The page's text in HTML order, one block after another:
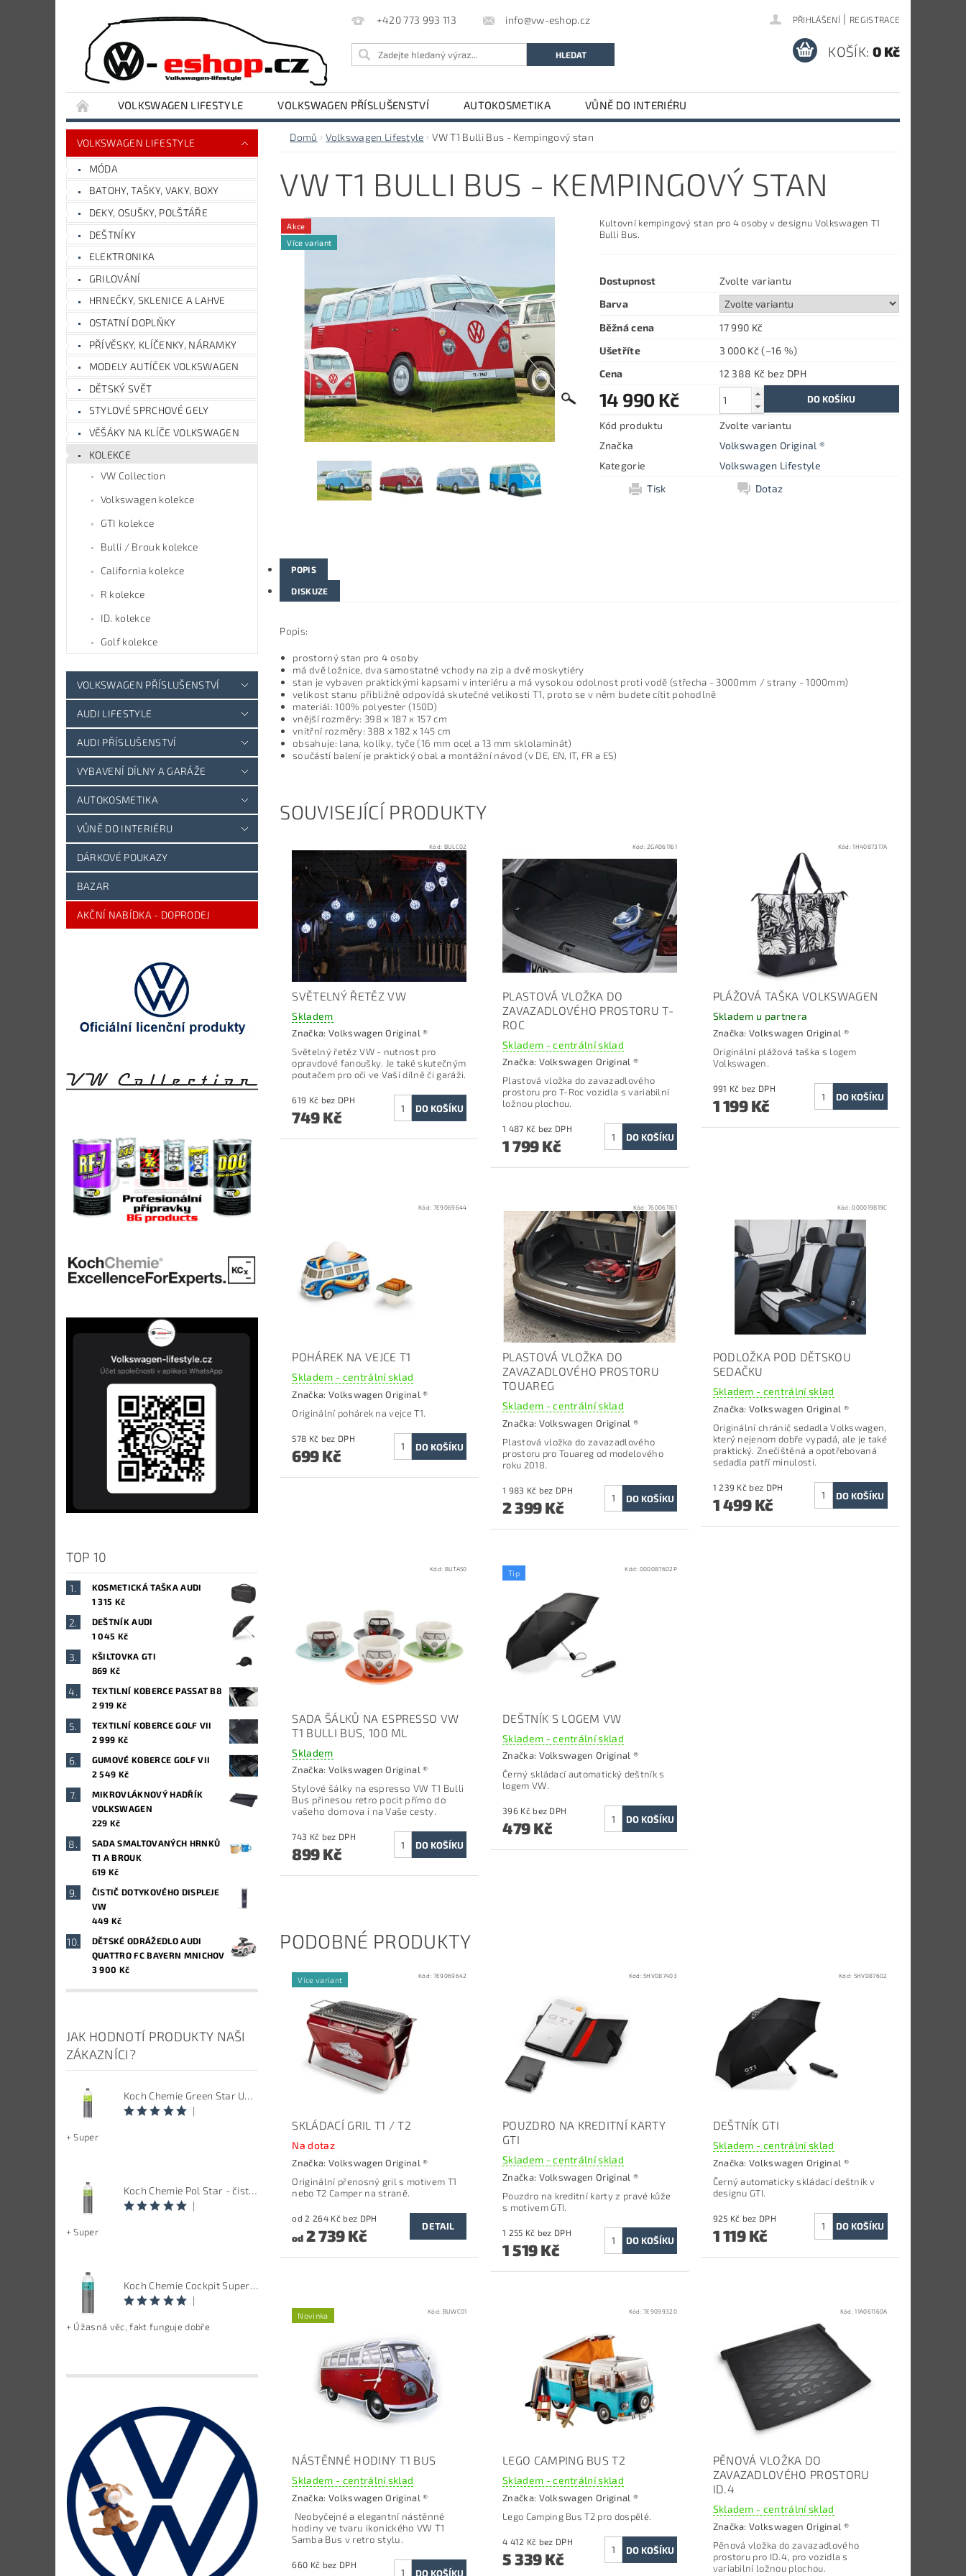
+420 773 993 113 info@vw-eshop.cz PŘIHLÁŠENÍ | REGISTRACE
KOŠÍK: 0 Kč
VOLKSWAGEN LIFESTYLE VOLKSWAGEN PŘÍSLUŠENSTVÍ AUTOKOSMETIKA
VŮNĚ DO INTERIÉRU
VYBAVENÍ DÍLNY A GARÁŽE
AUDI LIFESTYLE AUDI PŘÍSLUŠENSTVÍ
VOLKSWAGEN LIFESTYLE
MÓDA
BATOHY, TAŠKY, VAKY, BOXY
DEKY, OSUŠKY, POLŠTÁŘE
DEŠTNÍKY
ELEKTRONIKA
GRILOVÁNÍ
HRNEČKY, SKLENICE A LAHVE
OSTATNÍ DOPLŇKY
PŘÍVĚSKY, KLÍČENKY, NÁRAMKY
MODELY AUTÍČEK VOLKSWAGEN
DĚTSKÝ SVĚT
STYLOVÉ SPRCHOVÉ GELY
VĚŠÁKY NA KLÍČE VOLKSWAGEN
KOLEKCE
VW Collection
Volkswagen kolekce
GTI kolekce
Bulli / Brouk kolekce
California kolekce
R kolekce
ID. kolekce
Golf kolekce
VOLKSWAGEN PŘÍSLUŠENSTVÍ
AUDI LIFESTYLE
AUDI PŘÍSLUŠENSTVÍ
VYBAVENÍ DÍLNY A GARÁŽE
AUTOKOSMETIKA
VŮNĚ DO INTERIÉRU
DÁRKOVÉ POUKAZY
BAZAR
AKČNÍ NABÍDKA - DOPRODEJ
TOP 10
KOSMETICKÁ TAŠKA AUDI
1 315 Kč
DEŠTNÍK AUDI
1 045 Kč
KŠILTOVKA GTI
869 Kč
TEXTILNÍ KOBERCE PASSAT B8
2 919 Kč
TEXTILNÍ KOBERCE GOLF VII
2 999 Kč
GUMOVÉ KOBERCE GOLF VII
2 549 Kč
MIKROVLÁKNOVÝ HADŘÍK
VOLKSWAGEN
229 Kč
SADA SMALTOVANÝCH HRNKŮ
T1 A BROUK
619 Kč
ČISTIČ DOTYKOVÉHO DISPLEJE
VW
449 Kč
DĚTSKÉ ODRÁŽEDLO AUDI
QUATTRO FC BAYERN MNICHOV
3 900 Kč
JAK HODNOTÍ PRODUKTY NAŠI
ZÁKAZNÍCI?
Koch Chemie Green Star Univerzal - Univerzální čistič
|
+ Super
Koch Chemie Pol Star - čistič kůže, textilu a alcantary, objem 1 L
|
+ Super
Koch Chemie Cockpit Super Pflege - ošetření vnitřních plastů, objem: 1 L
|
+ Úžasná věc, fakt funguje dobře
Domů Volkswagen Lifestyle VW T1 Bulli Bus - Kempingový stan
VW T1 BULLI BUS - KEMPINGOVÝ STAN
Akce
Více variant
Kultovní kempingový stan pro 4 osoby v designu Volkswagen T1
Bulli Bus.
Dostupnost
Zvolte variantu
Barva
Běžná cena
17 990 Kč
Ušetříte
3 000 Kč(–16 %)
Cena
12 388 Kč bez DPH
14 990 Kč
Kód produktu
Zvolte variantu
Značka
Volkswagen Original ®
Kategorie
Volkswagen Lifestyle
Tisk
Dotaz
POPIS
DISKUZE
Popis:
prostorný stan pro 4 osoby
má dvě ložnice, dva samostatné vchody na zip a dvě moskytiéry
stan je vybaven praktickými kapsami v interiéru a má vysokou odolnost proti vodě (střecha - 3000mm / strany - 1000mm)
velikost stanu přibližně odpovídá skutečné velikosti T1, proto se v něm budete cítit pohodlně
materiál: 100% polyester (150D)
vnější rozměry: 398 x 187 x 157 cm
vnitřní rozměry: 388 x 182 x 145 cm
obsahuje: lana, kolíky, tyče (16 mm ocel a 13 mm sklolaminát)
součástí balení je praktický obal a montážní návod (v DE, EN, IT, FR a ES)
SOUVISEJÍCÍ PRODUKTY
Kód: BULC02
SVĚTELNÝ ŘETĚZ VW
Skladem
Značka: Volkswagen Original ®
Světelný řetěz VW - nutnost pro
opravdové fanoušky. Je také skutečným
poutačem pro oči ve Vaší dílně či garáži.
619 Kč bez DPH
749 Kč
Kód:2GA061161
PLASTOVÁ VLOŽKA DO
ZAVAZADLOVÉHO PROSTORU T-
ROC
Skladem - centrální sklad
Značka: Volkswagen Original ®
Plastová vložka do zavazadlového
prostoru pro T-Roc vozidla s variabilní
ložnou plochou.
1 487 Kč bez DPH
1 799 Kč
Kód:1H4087317A
PLÁŽOVÁ TAŠKA VOLKSWAGEN
Skladem u partnera
Značka:Volkswagen Original ®
Originální plážová taška s logem
Volkswagen.
991 Kč bez DPH
1 199 Kč
Kód: 7E9069644
POHÁREK NA VEJCE T1
Skladem - centrální sklad
Značka: Volkswagen Original ®
Originální pohárek na vejce T1.
578 Kč bez DPH
699 Kč
Kód:760061161
PLASTOVÁ VLOŽKA DO
ZAVAZADLOVÉHO PROSTORU
TOUAREG
Skladem - centrální sklad
Značka: Volkswagen Original ®
Plastová vložka do zavazadlového
prostoru pro Touareg od modelového
roku 2018.
1 983 Kč bez DPH
2 399 Kč
Kód:000019819C
PODLOŽKA POD DĚTSKOU
SEDAČKU
Skladem - centrální sklad
Značka:Volkswagen Original ®
Originální chránič sedadla Volkswagen,
který nejenom dobře vypadá, ale je také
praktický. Znečištěná a opotřebovaná
sedadla patří minulosti.
1 239 Kč bez DPH
1 499 Kč
Kód: BUTA50
SADA ŠÁLKŮ NA ESPRESSO VW
T1 BULLI BUS, 100 ML
Skladem
Značka: Volkswagen Original ®
Stylové šálky na espresso VW T1 Bulli
Bus přinesou retro pocit přímo do
vašeho domova i na Vaše cesty.
743 Kč bez DPH
899 Kč
Tip Kód: 000087602P
DEŠTNÍK S LOGEM VW
Skladem - centrální sklad
Značka: Volkswagen Original ®
Černý skládací automatický deštník s
logem VW.
396 Kč bez DPH
479 Kč
PODOBNÉ PRODUKTY
Více variant Kód: 7E9069642
SKLÁDACÍ GRIL T1 / T2
Na dotaz
Značka: Volkswagen Original ®
Originální přenosný gril s motivem T1
nebo T2 Camper na straně.
od 2 264 Kč bez DPH
od2 739 Kč DETAIL
Kód:5HV087403
POUZDRO NA KREDITNÍ KARTY
GTI
Skladem - centrální sklad
Značka: Volkswagen Original ®
Pouzdro na kreditní karty z pravé kůže
s motivem GTI.
1 255 Kč bez DPH
1 519 Kč
Kód: 5HV087602
DEŠTNÍK GTI
Skladem - centrální sklad
Značka:Volkswagen Original ®
Černý automaticky skládací deštník v
designu GTI.
925 Kč bez DPH
1 119 Kč
Novinka Kód: BUWC01
NÁSTĚNNÉ HODINY T1 BUS
Skladem - centrální sklad
Značka: Volkswagen Original ®
Neobyčejné a elegantní nástěnné
hodiny ve tvaru ikonického VW T1
Samba Bus v retro stylu.
660 Kč bez DPH
Kód:7E9099320
LEGO CAMPING BUS T2
Skladem - centrální sklad
Značka: Volkswagen Original ®
Lego Camping Bus T2 pro dospělé.
4 412 Kč bez DPH
5 339 Kč
Kód:11A061160A
PĚNOVÁ VLOŽKA DO
ZAVAZADLOVÉHO PROSTORU
ID.4
Skladem - centrální sklad
Značka:Volkswagen Original ®
Pěnová vložka do zavazadlového
prostoru pro ID.4, pro vozidla s
variabilní ložnou plochou.